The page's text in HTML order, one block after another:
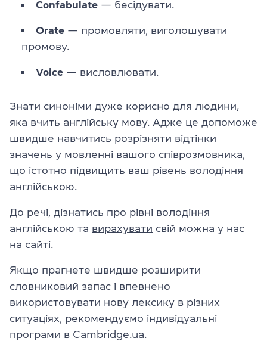
Confabulate — бесідувати.
Orate — промовляти, виголошувати
промову.
Voice — висловлювати.
Знати синоніми дуже корисно для людини,
яка вчить англійську мову. Адже це допоможе
швидше навчитись розрізняти відтінки
значень у мовленні вашого співрозмовника,
що істотно підвищить ваш рівень володіння
англійською.
До речі, дізнатись про рівні володіння
англійською та вирахувати свій можна у нас
на сайті.
Якщо прагнете швидше розширити
словниковий запас і впевнено
використовувати нову лексику в різних
ситуаціях, рекомендуємо індивідуальні
програми в Cambridge.ua.